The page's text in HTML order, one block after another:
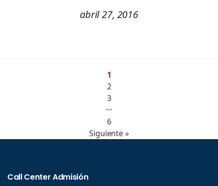
abril 27, 2016
1
2
3
…
6
Siguiente »